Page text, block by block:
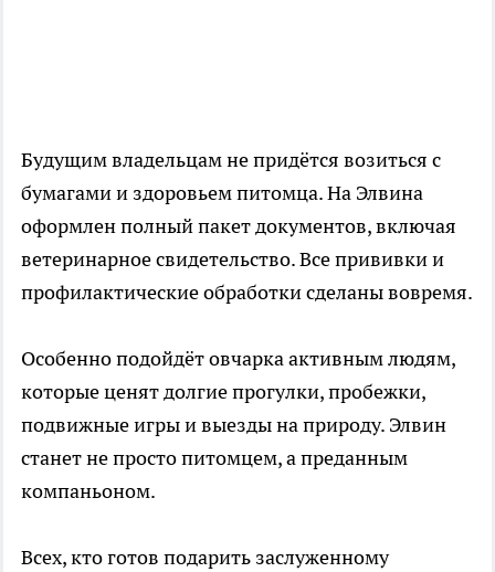
Будущим владельцам не придётся возиться с
бумагами и здоровьем питомца. На Элвина
оформлен полный пакет документов, включая
ветеринарное свидетельство. Все прививки и
профилактические обработки сделаны вовремя.
Особенно подойдёт овчарка активным людям,
которые ценят долгие прогулки, пробежки,
подвижные игры и выезды на природу. Элвин
станет не просто питомцем, а преданным
компаньоном.
Всех, кто готов подарить заслуженному